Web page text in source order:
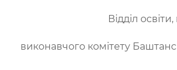
Відділ
виконавчого комітету